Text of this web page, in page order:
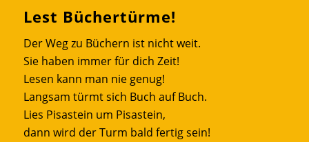
Lest Büchertürme!
Der Weg zu Büchern ist nicht weit.
Sie haben immer für dich Zeit!
Lesen kann man nie genug!
Langsam türmt sich Buch auf Buch.
Lies Pisastein um Pisastein,
dann wird der Turm bald fertig sein!